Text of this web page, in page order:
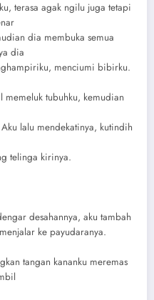
terasa agak ngilu juga tetapi
dia membuka semua
dia
menciumi bibirku.
memeluk tubuhku, kemudian
lalu mendekatinya, kutindih
telinga kirinya.
desahannya, aku tambah
ke payudaranya.
tangan kananku meremas